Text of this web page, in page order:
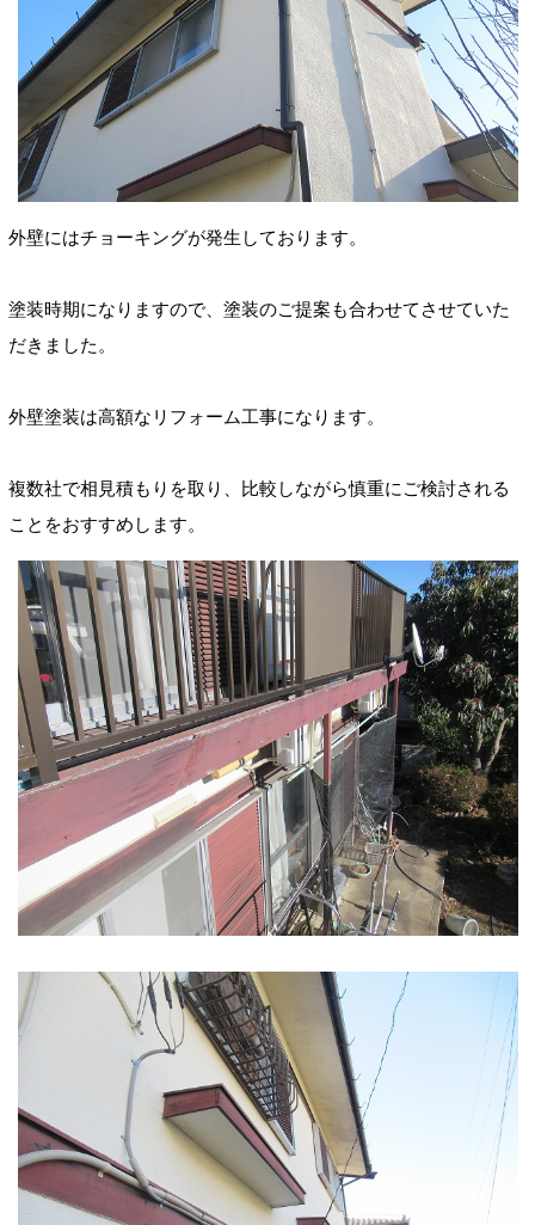
外壁にはチョーキングが発生しております。
塗装時期になりますので、塗装のご提案も合わせてさせていた
だきました。
外壁塗装は高額なリフォーム工事になります。
複数社で相見積もりを取り、比較しながら慎重にご検討される
ことをおすすめします。